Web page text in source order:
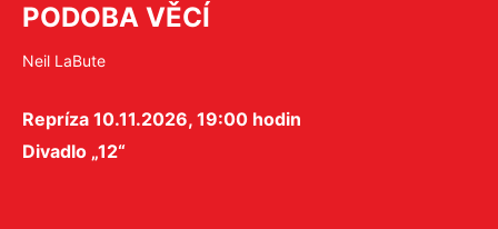
PODOBA VĚCÍ
Neil LaBute
Repríza 10.11.2026, 19:00 hodin
Divadlo „12“